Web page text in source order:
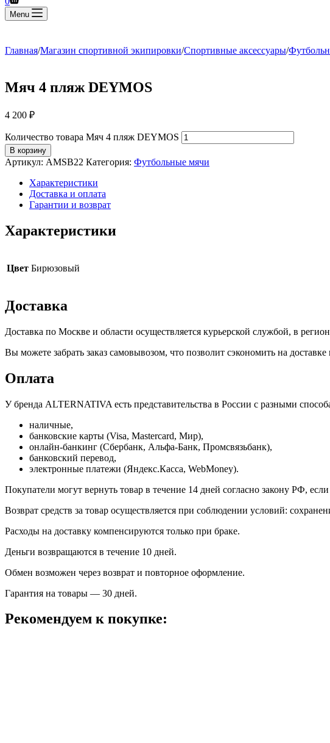
Menu
Главная/Магазин спортивной экипировки/Спортивные аксессуары/
Мяч 4 пляж DEYMOS
4 200 ₽
Количество товара Мяч 4 пляж DEYMOS
В корзину
Артикул: AMSB22 Категория: Футбольные мячи
Характеристики
Доставка и оплата
Гарантии и возврат
Характеристики
Цвет Бирюзовый
Доставка
Доставка по Москве и области осуществляется курьерской службой, в
Вы можете забрать заказ самовывозом, что позволит сэкономить на
Оплата
У бренда ALTERNATIVA есть представительства в России с разными
наличные,
банковские карты (Visa, Mastercard, Мир),
онлайн-банкинг (Сбербанк, Альфа-Банк, Промсвязьбанк),
банковский перевод,
электронные платежи (Яндекс.Касса, WebMoney).
Покупатели могут вернуть товар в течение 14 дней согласно закону РФ,
Возврат средств за товар осуществляется при соблюдении условий:
Расходы на доставку компенсируются только при браке.
Деньги возвращаются в течение 10 дней.
Обмен возможен через возврат и повторное оформление.
Гарантия на товары — 30 дней.
Рекомендуем к покупке: